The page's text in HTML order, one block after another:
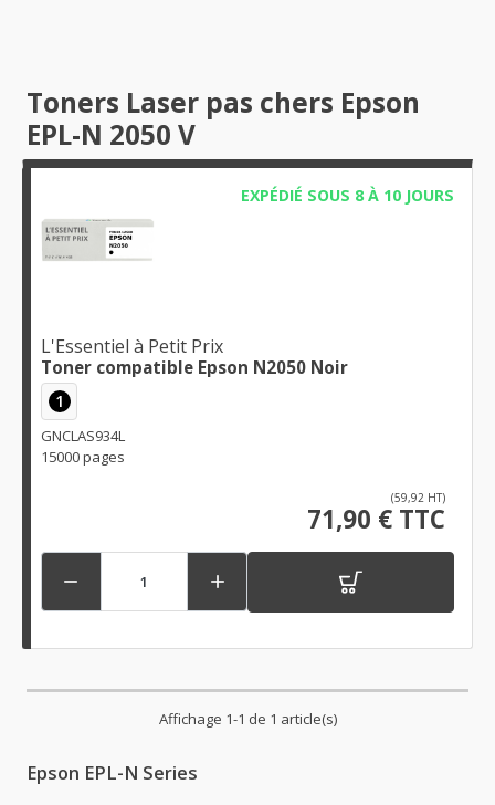
Toners Laser pas chers Epson
EPL-N 2050 V
EXPÉDIÉ SOUS 8 À 10 JOURS
L'Essentiel à Petit Prix
Toner compatible Epson N2050 Noir
1
GNCLAS934L
15000 pages
(59,92 HT)
71,90 € TTC
 
Affichage 1-1 de 1 article(s)
Epson EPL-N Series